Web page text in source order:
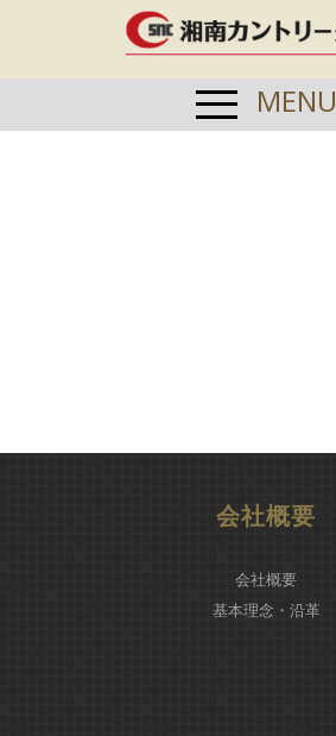
MENU
会社概要
会社概要
基本理念・沿革